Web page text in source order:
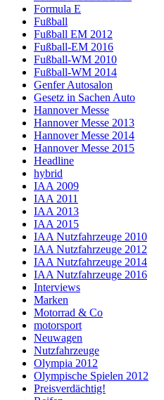
Formula E
Fußball
Fußball EM 2012
Fußball-EM 2016
Fußball-WM 2010
Fußball-WM 2014
Genfer Autosalon
Gesetz in Sachen Auto
Hannover Messe
Hannover Messe 2013
Hannover Messe 2014
Hannover Messe 2015
Headline
hybrid
IAA 2009
IAA 2011
IAA 2013
IAA 2015
IAA Nutzfahrzeuge 2010
IAA Nutzfahrzeuge 2012
IAA Nutzfahrzeuge 2014
IAA Nutzfahrzeuge 2016
Interviews
Marken
Motorrad & Co
motorsport
Neuwagen
Nutzfahrzeuge
Olympia 2012
Olympische Spielen 2012
Preisverdächtig!